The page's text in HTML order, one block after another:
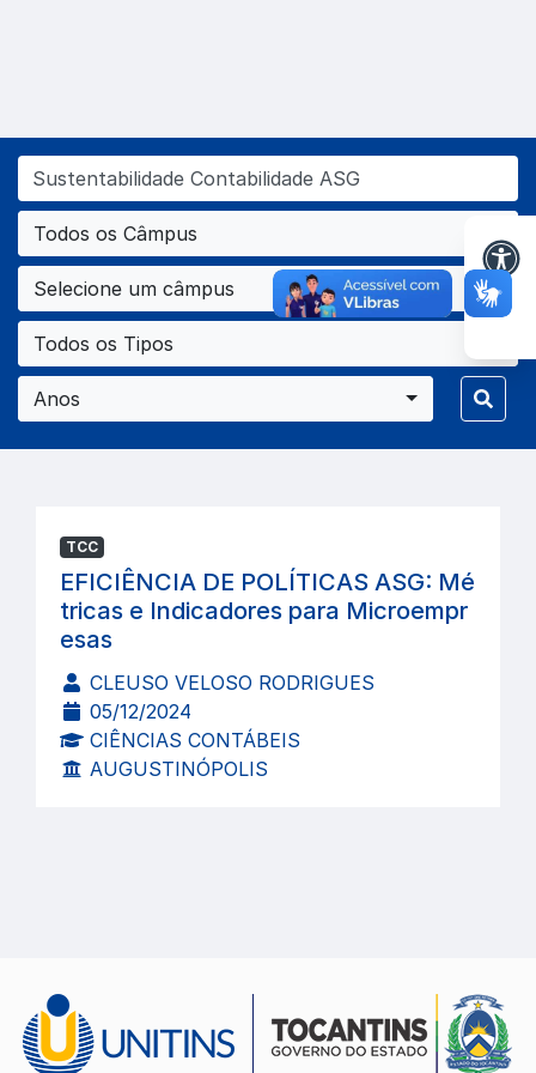
Todos os Câmpus
Selecione um câmpus
Todos os Tipos
Anos
TCC
EFICIÊNCIA DE POLÍTICAS ASG: Mé
tricas e Indicadores para Microempr
esas
CLEUSO VELOSO RODRIGUES
05/12/2024
CIÊNCIAS CONTÁBEIS
AUGUSTINÓPOLIS